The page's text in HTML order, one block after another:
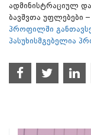
ადმინისტრაციულ
ბავშვთა უფლებები
პროფილში
პასუხისმგებელია